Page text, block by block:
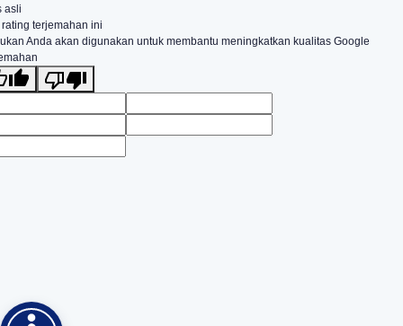
asli
terjemahan ini
Anda akan digunakan untuk membantu meningkatkan kualitas Google